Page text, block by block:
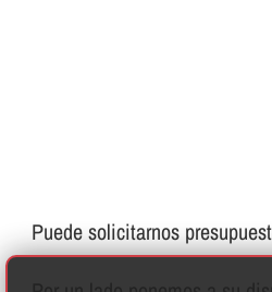
Puede solicitarnos